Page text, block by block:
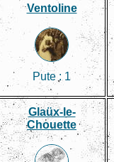
Ventoline
Pute : 1
Glaüx-le-
Chouette